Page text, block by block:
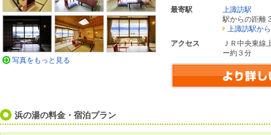
最寄駅
上諏訪駅
駅からの距離
上諏訪駅か
アクセス
ＪＲ中央東線
ー約３分
写真をもっと見る
浜の湯の料金・宿泊プラン